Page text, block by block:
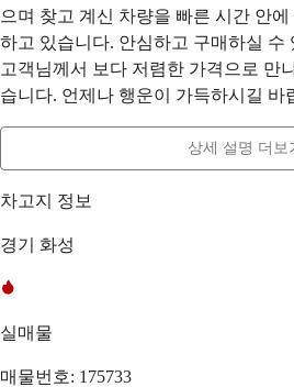
으며 찾고 계신 차량을 빠른 시간 안
하고 있습니다. 안심하고 구매하실 수
고객님께서 보다 저렴한 가격으로 만
습니다. 언제나 행운이 가득하시길 바
상세 설명 더보
차고지 정보
경기 화성
실매물
매물번호: 175733